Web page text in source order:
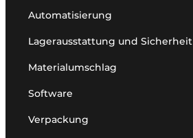
Automatisierung
Lagerausstattung und Sicherheit
Materialumschlag
Software
Verpackung